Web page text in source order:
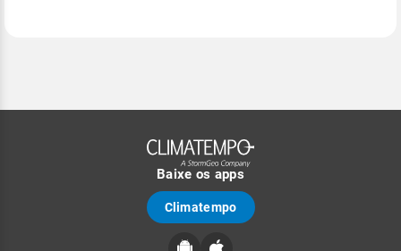
Baixe os apps
Climatempo